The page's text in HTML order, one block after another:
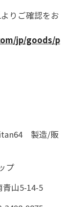
りご確認をお
jp/goods/p
製造/販
プ
山5-14-5